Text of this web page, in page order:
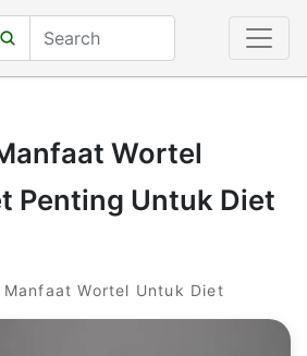
Wortel
Penting Untuk Diet
Wortel Untuk Diet